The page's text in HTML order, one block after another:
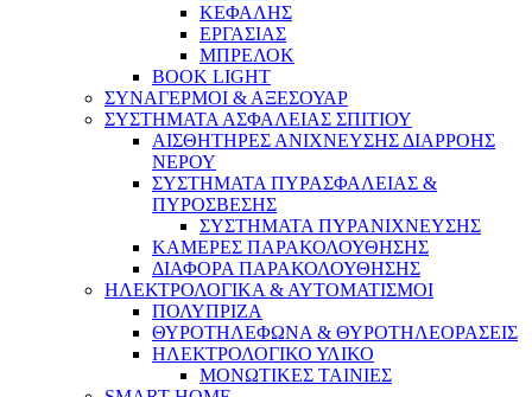
ΚΕΦΑΛΗΣ
ΕΡΓΑΣΙΑΣ
ΜΠΡΕΛΟΚ
BOOK LIGHT
ΣΥΝΑΓΕΡΜΟΙ & ΑΞΕΣΟΥΑΡ
ΣΥΣΤΗΜΑΤΑ ΑΣΦΑΛΕΙΑΣ ΣΠΙΤΙΟΥ
ΑΙΣΘΗΤΗΡΕΣ ΑΝΙΧΝΕΥΣΗΣ ΔΙΑΡΡΟΗΣ
ΝΕΡΟΥ
ΣΥΣΤΗΜΑΤΑ ΠΥΡΑΣΦΑΛΕΙΑΣ &
ΠΥΡΟΣΒΕΣΗΣ
ΣΥΣΤΗΜΑΤΑ ΠΥΡΑΝΙΧΝΕΥΣΗΣ
ΚΑΜΕΡΕΣ ΠΑΡΑΚΟΛΟΥΘΗΣΗΣ
ΔΙΑΦΟΡΑ ΠΑΡΑΚΟΛΟΥΘΗΣΗΣ
ΗΛΕΚΤΡΟΛΟΓΙΚΑ & ΑΥΤΟΜΑΤΙΣΜΟΙ
ΠΟΛΥΠΡΙΖΑ
ΘΥΡΟΤΗΛΕΦΩΝΑ & ΘΥΡΟΤΗΛΕΟΡΑΣΕΙΣ
ΗΛΕΚΤΡΟΛΟΓΙΚΟ ΥΛΙΚΟ
ΜΟΝΩΤΙΚΕΣ ΤΑΙΝΙΕΣ